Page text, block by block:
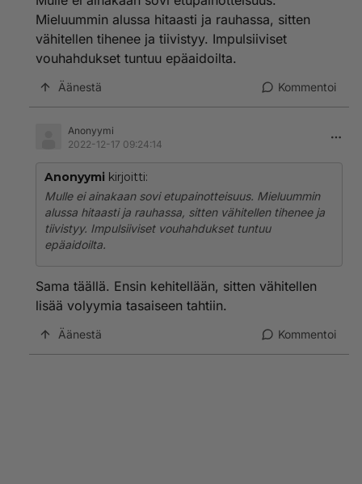
Mieluummin alussa hitaasti ja rauhassa, sitten
vähitellen tihenee ja tiivistyy. Impulsiiviset
vouhahdukset tuntuu epäaidoilta.
Äänestä Kommentoi
Anonyymi
2022-12-17 09:24:14
Anonyymi kirjoitti:
Mulle ei ainakaan sovi etupainotteisuus. Mieluummin
alussa hitaasti ja rauhassa, sitten vähitellen tihenee ja
tiivistyy. Impulsiiviset vouhahdukset tuntuu
epäaidoilta.
Sama täällä. Ensin kehitellään, sitten vähitellen
lisää volyymia tasaiseen tahtiin.
Äänestä Kommentoi